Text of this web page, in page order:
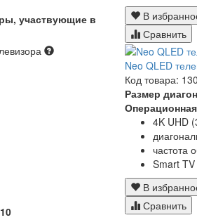
участвующие в
В
Сравнить
Neo QLED
Код товара:
Размер
4K UHD
частота
Smart
В
Сравнить